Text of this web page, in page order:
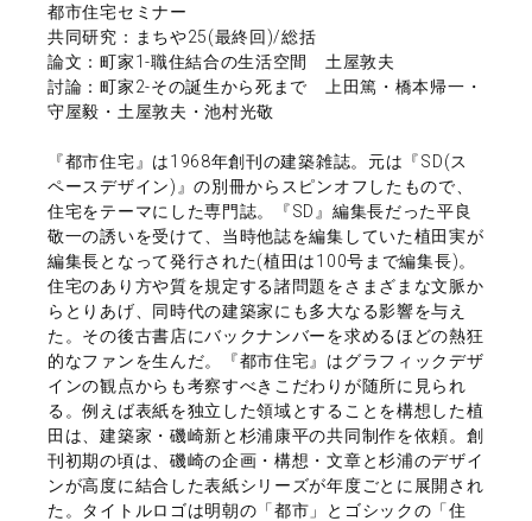
都市住宅セミナー
共同研究：まちや25(最終回)/総括
論文：町家1-職住結合の生活空間 土屋敦夫
討論：町家2-その誕生から死まで 上田篤・橋本帰一・
守屋毅・土屋敦夫・池村光敬
『都市住宅』は1968年創刊の建築雑誌。元は『SD(ス
ペースデザイン)』の別冊からスピンオフしたもので、
住宅をテーマにした専門誌。『SD』編集長だった平良
敬一の誘いを受けて、当時他誌を編集していた植田実が
編集長となって発行された(植田は100号まで編集長)。
住宅のあり方や質を規定する諸問題をさまざまな文脈か
らとりあげ、同時代の建築家にも多大なる影響を与え
た。その後古書店にバックナンバーを求めるほどの熱狂
的なファンを生んだ。『都市住宅』はグラフィックデザ
インの観点からも考察すべきこだわりが随所に見られ
る。例えば表紙を独立した領域とすることを構想した植
田は、建築家・磯崎新と杉浦康平の共同制作を依頼。創
刊初期の頃は、磯崎の企画・構想・文章と杉浦のデザイ
ンが高度に結合した表紙シリーズが年度ごとに展開され
た。タイトルロゴは明朝の「都市」とゴシックの「住